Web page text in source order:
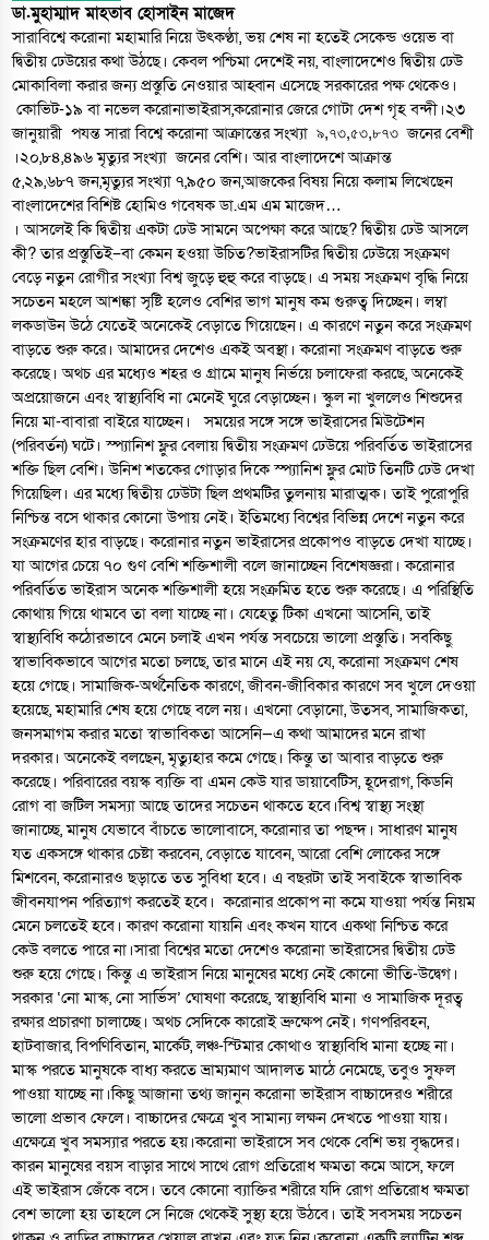
ডা.মুহাম্মাদ মাহতাব হোসাইন মাজেদ
সারাবিশ্বে করোনা মহামারি নিয়ে উৎকণ্ঠা, ভয় শেষ না হতেই সেকেন্ড ওয়েভ বা
দ্বিতীয় ঢেউয়ের কথা উঠছে। কেবল পশ্চিমা দেশেই নয়, বাংলাদেশেও দ্বিতীয় ঢেউ
মোকাবিলা করার জন্য প্রস্তুতি নেওয়ার আহ্বান এসেছে সরকারের পক্ষ থেকেও।
কোভিট-১৯ বা নভেল করোনাভাইরাস,করোনার জেরে গোটা দেশ গৃহ বন্দী।২৩
জানুয়ারী পযন্ত সারা বিশ্বে করোনা আক্রান্তের সংখ্যা৯,৭৩,৫৩,৮৭৩ জনের বেশী
।২০,৮৪,৪৯৬ মৃত্যুর সংখ্যা জনের বেশি। আর বাংলাদেশে আক্রান্ত
৫,২৯,৬৮৭ জন,মৃত্যুর সংখ্যা ৭,৯৫০ জন,আজকের বিষয় নিয়ে কলাম লিখেছেন
বাংলাদেশের বিশিষ্ট হোমিও গবেষক ডা.এম এম মাজেদ…
। আসলেই কি দ্বিতীয় একটা ঢেউ সামনে অপেক্ষা করে আছে? দ্বিতীয় ঢেউ আসলে
কী? তার প্রস্তুতিই–বা কেমন হওয়া উচিত?ভাইরাসটির দ্বিতীয় ঢেউয়ে সংক্রমণ
বেড়ে নতুন রোগীর সংখ্যা বিশ্ব জুড়ে হুহু করে বাড়ছে। এ সময় সংক্রমণ বৃদ্ধি নিয়ে
সচেতন মহলে আশঙ্কা সৃষ্টি হলেও বেশির ভাগ মানুষ কম গুরুত্ব দিচ্ছেন। লম্বা
লকডাউন উঠে যেতেই অনেকেই বেড়াতে গিয়েছেন। এ কারণে নতুন করে সংক্রমণ
বাড়তে শুরু করে। আমাদের দেশেও একই অবস্থা। করোনা সংক্রমণ বাড়তে শুরু
করেছে। অথচ এর মধ্যেও শহর ও গ্রামে মানুষ নির্ভয়ে চলাফেরা করছে, অনেকেই
অপ্রয়োজনে এবং স্বাস্থ্যবিধি না মেনেই ঘুরে বেড়াচ্ছেন। স্কুল না খুললেও শিশুদের
নিয়ে মা-বাবারা বাইরে যাচ্ছেন। সময়ের সঙ্গে সঙ্গে ভাইরাসের মিউটেশন
(পরিবর্তন) ঘটে। স্প্যানিশ ফ্লুর বেলায় দ্বিতীয় সংক্রমণ ঢেউয়ে পরিবর্তিত ভাইরাসের
শক্তি ছিল বেশি। উনিশ শতকের গোড়ার দিকে স্প্যানিশ ফ্লুর মোট তিনটি ঢেউ দেখা
গিয়েছিল। এর মধ্যে দ্বিতীয় ঢেউটা ছিল প্রথমটির তুলনায় মারাত্মক। তাই পুরোপুরি
নিশ্চিন্ত বসে থাকার কোনো উপায় নেই। ইতিমধ্যে বিশ্বের বিভিন্ন দেশে নতুন করে
সংক্রমণের হার বাড়ছে। করোনার নতুন ভাইরাসের প্রকোপও বাড়তে দেখা যাচ্ছে।
যা আগের চেয়ে ৭০ গুণ বেশি শক্তিশালী বলে জানাচ্ছেন বিশেষজ্ঞরা। করোনার
পরিবর্তিত ভাইরাস অনেক শক্তিশালী হয়ে সংক্রমিত হতে শুরু করেছে। এ পরিস্থিতি
কোথায় গিয়ে থামবে তা বলা যাচ্ছে না। যেহেতু টিকা এখনো আসেনি, তাই
স্বাস্থ্যবিধি কঠোরভাবে মেনে চলাই এখন পর্যন্ত সবচেয়ে ভালো প্রস্তুতি। সবকিছু
স্বাভাবিকভাবে আগের মতো চলছে, তার মানে এই নয় যে, করোনা সংক্রমণ শেষ
হয়ে গেছে। সামাজিক-অর্থনৈতিক কারণে, জীবন-জীবিকার কারণে সব খুলে দেওয়া
হয়েছে, মহামারি শেষ হয়ে গেছে বলে নয়। এখনো বেড়ানো, উত্সব, সামাজিকতা,
জনসমাগম করার মতো স্বাভাবিকতা আসেনি—এ কথা আমাদের মনে রাখা
দরকার। অনেকেই বলছেন, মৃত্যুহার কমে গেছে। কিন্তু তা আবার বাড়তে শুরু
করেছে। পরিবারের বয়স্ক ব্যক্তি বা এমন কেউ যার ডায়াবেটিস, হূদেরাগ, কিডনি
রোগ বা জটিল সমস্যা আছে তাদের সচেতন থাকতে হবে।বিশ্ব স্বাস্থ্য সংস্থা
জানাচ্ছে, মানুষ যেভাবে বাঁচতে ভালোবাসে, করোনার তা পছন্দ। সাধারণ মানুষ
যত একসঙ্গে থাকার চেষ্টা করবেন, বেড়াতে যাবেন, আরো বেশি লোকের সঙ্গে
মিশবেন, করোনারও ছড়াতে তত সুবিধা হবে। এ বছরটা তাই সবাইকে স্বাভাবিক
জীবনযাপন পরিত্যাগ করতেই হবে। করোনার প্রকোপ না কমে যাওয়া পর্যন্ত নিয়ম
মেনে চলতেই হবে। কারণ করোনা যায়নি এবং কখন যাবে একথা নিশ্চিত করে
কেউ বলতে পারে না।সারা বিশ্বের মতো দেশেও করোনা ভাইরাসের দ্বিতীয় ঢেউ
শুরু হয়ে গেছে। কিন্তু এ ভাইরাস নিয়ে মানুষের মধ্যে নেই কোনো ভীতি-উদ্বেগ।
সরকার ‘নো মাস্ক, নো সার্ভিস’ ঘোষণা করেছে, স্বাস্থ্যবিধি মানা ও সামাজিক দূরত্ব
রক্ষার প্রচারণা চালাচ্ছে। অথচ সেদিকে কারোই ভ্রুক্ষেপ নেই। গণপরিবহন,
হাটবাজার, বিপণিবিতান, মার্কেট, লঞ্চ-স্টিমার কোথাও স্বাস্থ্যবিধি মানা হচ্ছে না।
মাস্ক পরতে মানুষকে বাধ্য করতে ভ্রাম্যমাণ আদালত মাঠে নেমেছে, তবুও সুফল
পাওয়া যাচ্ছে না।কিছু আজানা তথ্য জানুন করোনা ভাইরাস বাচ্চাদেরও শরীরে
ভালো প্রভাব ফেলে। বাচ্চাদের ক্ষেত্রে খুব সামান্য লক্ষন দেখতে পাওয়া যায়।
এক্ষেত্রে খুব সমস্যার পরতে হয়।করোনা ভাইরাসে সব থেকে বেশি ভয় বৃদ্ধদের।
কারন মানুষের বয়স বাড়ার সাথে সাথে রোগ প্রতিরোধ ক্ষমতা কমে আসে, ফলে
এই ভাইরাস জেঁকে বসে। তবে কোনো ব্যাক্তির শরীরে যদি রোগ প্রতিরোধ ক্ষমতা
বেশ ভালো হয় তাহলে সে নিজে থেকেই সুস্থ্য হয়ে উঠবে। তাই সবসময় সচেতন